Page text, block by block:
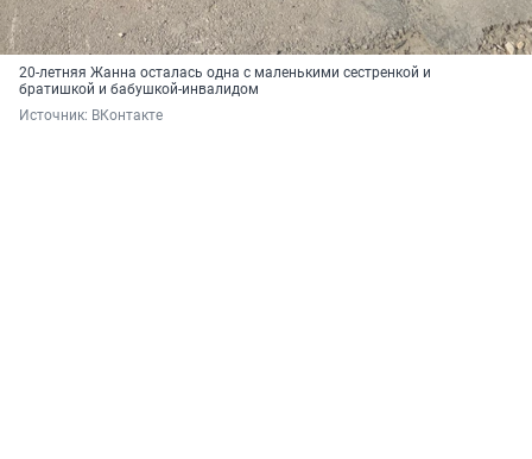
20-летняя Жанна осталась одна с маленькими сестренкой и
братишкой и бабушкой-инвалидом
Источник: ВКонтакте